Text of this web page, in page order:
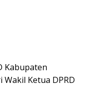
Kabupaten
Ketua DPRD